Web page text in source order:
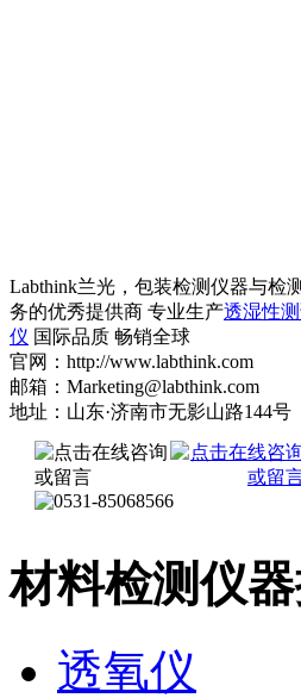
Labthink兰光，包装检测仪器与检
务的优秀提供商 专业生产透湿性
仪 国际品质 畅销全球
官网：http://www.labthink.com
邮箱：Marketing@labthink.com
地址：山东·济南市无影山路144号
材料检测仪
透氧仪